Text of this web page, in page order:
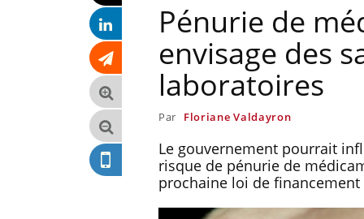
Pénurie de
envisage des
laboratoires
Par Floriane Valdayron
Le gouvernement pourrait
risque de pénurie de
prochaine loi de financement